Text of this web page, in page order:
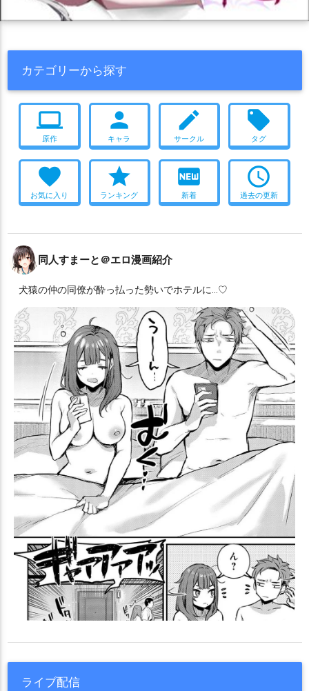
カテゴリーから探す
computer
原作
person
キャラ
create
サークル
local_offer
タグ
favorite
お気に入り
star
ランキング
fiber_new
新着
access_time
過去の更新
同人すまーと＠エロ漫画紹介
犬猿の仲の同僚が酔っ払った勢いでホテルに…♡
ライブ配信